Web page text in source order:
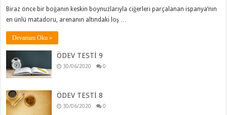
Biraz önce bir boğanın keskin boynuzlarıyla ciğerleri parçalanan ispanya’nın
en ünlü matadoru, arenanın altındaki loş …
Devamını Oku »
ÖDEV TESTİ 9
30/06/2020 0
ÖDEV TESTİ 8
30/06/2020 0